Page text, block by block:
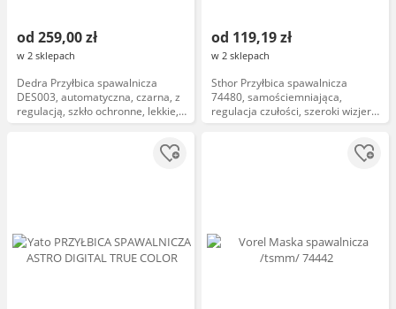
od 259,00 zł
w 2 sklepach
Dedra Przyłbica spawalnicza
DES003, automatyczna, czarna, z
regulacją, szkło ochronne, lekkie,
odporne na uderzenia
od 119,19 zł
w 2 sklepach
Sthor Przyłbica spawalnicza
74480, samościemniająca,
regulacja czułości, szeroki wizjer,
lekkie tworzywo, certyfikat CE